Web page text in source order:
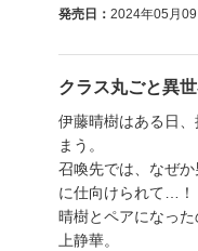
発売日： 2024年05月09
クラス丸ごと異
伊藤晴樹はある日
まう。
召喚先では、なぜ
に仕向けられて…！
晴樹とペアになっ
上静華。